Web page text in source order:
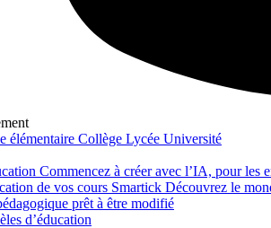
élémentaire Collège Lycée Université
Commencez à créer avec l’IA, pour les
de vos cours Smartick Découvrez le
prêt à être modifié
d’éducation